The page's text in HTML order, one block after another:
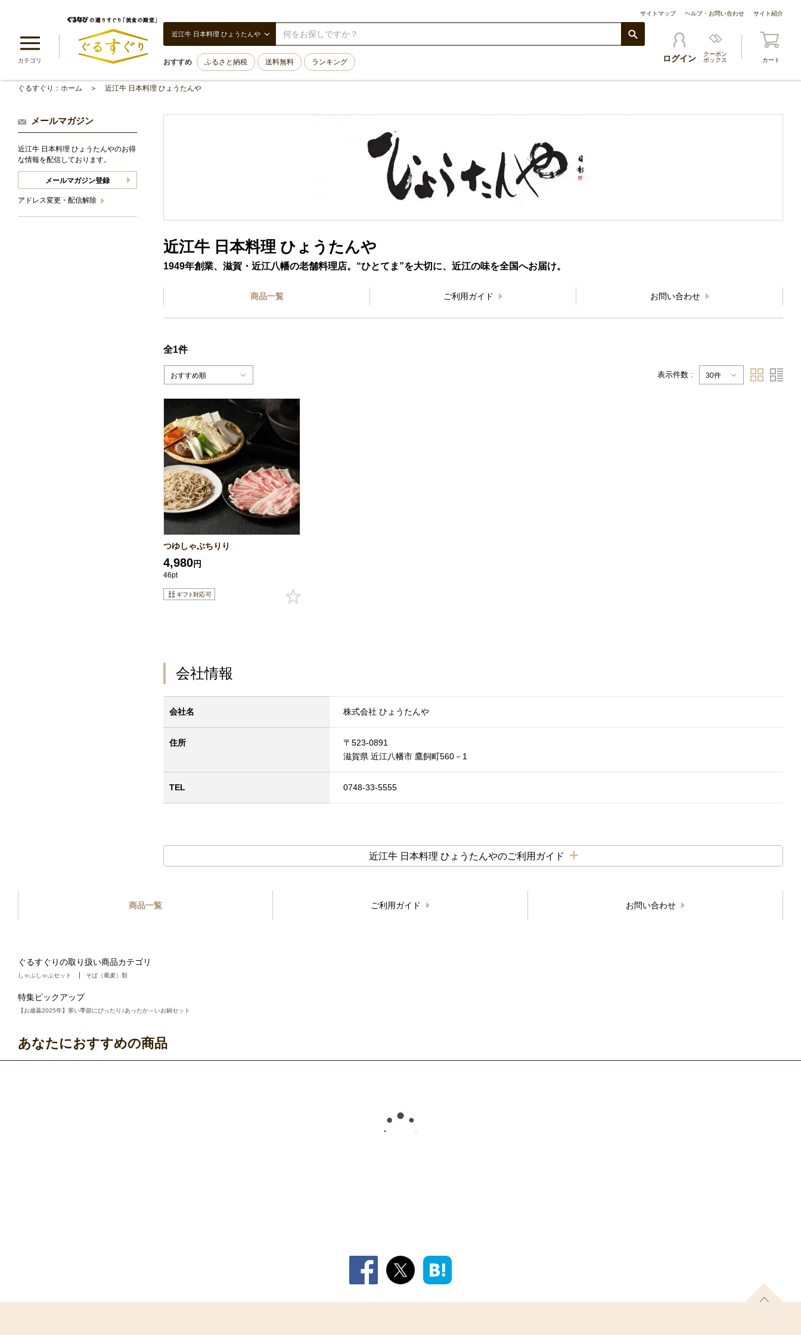
サイトマップ ヘルプ・お問い合わせ サイト紹介
カテゴリ
近江牛 日本料理 ひょうたんや
おすすめ ふるさと納税 送料無料 ランキング ログイン
クーポン
ボックス
カート
ぐるすぐり：ホーム 近江牛 日本料理 ひょうたんや
近江牛 日本料理 ひょうたんや
1949年創業、滋賀・近江八幡の老舗料理店。“ひとてま”を大切に、近江の味を全国へお届け。
商品一覧 ご利用ガイド お問い合わせ
全1件
表示件数 : 30件
おすすめ順
つゆしゃぶちりり
4,980円
46pt
会社情報
会社名 株式会社 ひょうたんや
住所
〒523-0891
滋賀県 近江八幡市 鷹飼町560－1
TEL 0748-33-5555
近江牛 日本料理 ひょうたんやのご利用ガイド
メールマガジン
近江牛 日本料理 ひょうたんやのお得
な情報を配信しております。
メールマガジン登録
アドレス変更・配信解除
商品一覧 ご利用ガイド お問い合わせ
ぐるすぐりの取り扱い商品カテゴリ
しゃぶしゃぶセット そば（蕎麦）類
特集ピックアップ
【お歳暮2025年】寒い季節にぴったり♪あったか～いお鍋セット
あなたにおすすめの商品